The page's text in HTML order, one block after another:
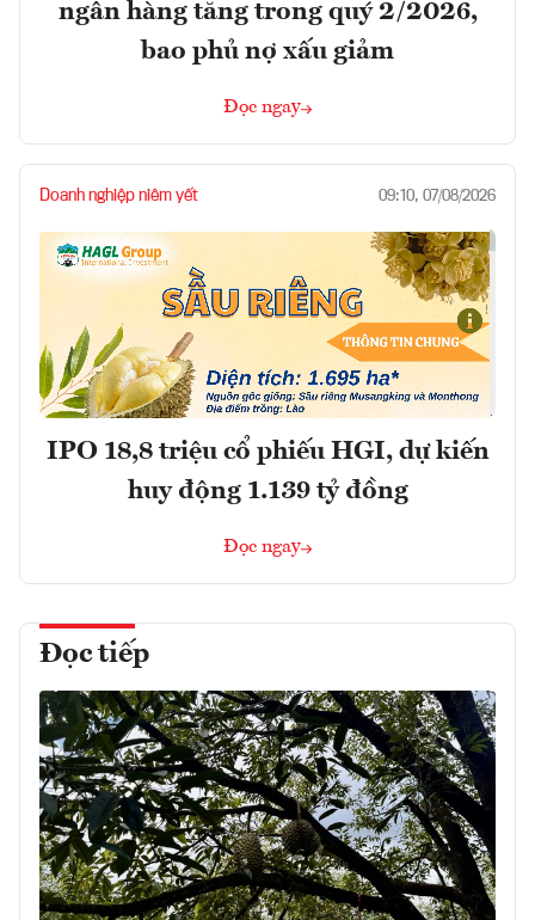
ngân hàng tăng trong quý 2/2026,
bao phủ nợ xấu giảm
Đọc ngay
Doanh nghiệp niêm yết 09:10, 07/08/2026
IPO 18,8 triệu cổ phiếu HGI, dự kiến
huy động 1.139 tỷ đồng
Đọc ngay
Đọc tiếp